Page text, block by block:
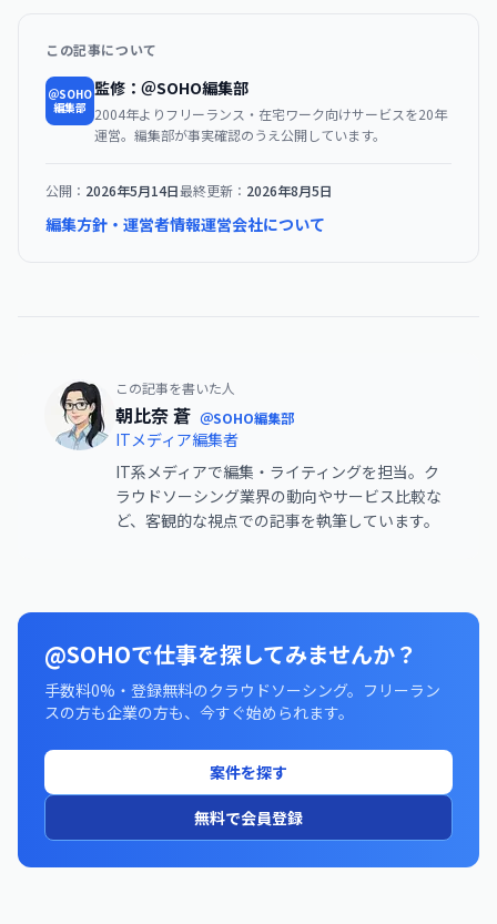
この記事について
＠SOHO
編集部
監修：＠SOHO編集部
2004年よりフリーランス・在宅ワーク向けサービスを20年
運営。編集部が事実確認のうえ公開しています。
公開： 2026年5月14日最終更新： 2026年8月5日
編集方針・運営者情報運営会社について
この記事を書いた人
朝比奈 蒼 ＠SOHO編集部
ITメディア編集者
IT系メディアで編集・ライティングを担当。ク
ラウドソーシング業界の動向やサービス比較な
ど、客観的な視点での記事を執筆しています。
@SOHOで仕事を探してみませんか？
手数料0%・登録無料のクラウドソーシング。フリーラン
スの方も企業の方も、今すぐ始められます。
案件を探す
無料で会員登録